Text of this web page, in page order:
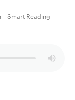
Smart Reading